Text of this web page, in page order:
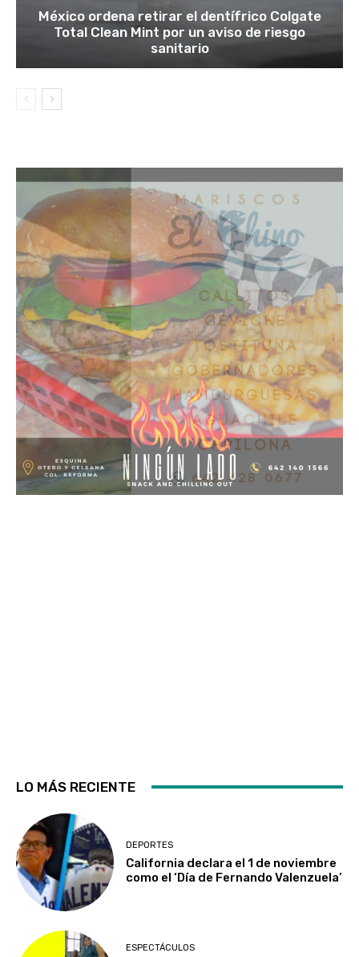
México ordena retirar el dentífrico Colgate
Total Clean Mint por un aviso de riesgo
sanitario
LO MÁS RECIENTE
DEPORTES
California declara el 1 de noviembre
como el ‘Día de Fernando Valenzuela’
ESPECTÁCULOS